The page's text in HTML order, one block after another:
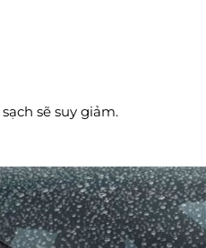
sẽ suy giảm.